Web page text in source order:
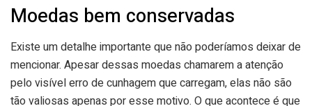
Moedas bem conservadas
Existe um detalhe importante que não poderíamos deixar de
mencionar. Apesar dessas moedas chamarem a atenção
pelo visível erro de cunhagem que carregam, elas não são
tão valiosas apenas por esse motivo. O que acontece é que